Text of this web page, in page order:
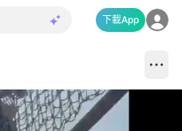
下載App